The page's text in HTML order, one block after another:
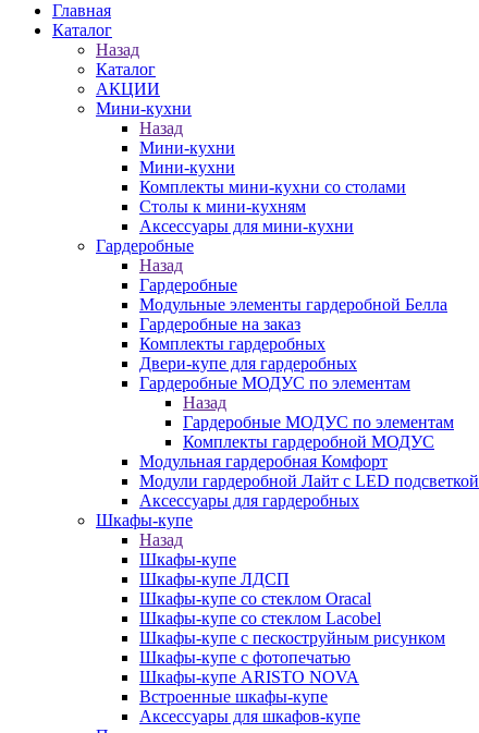
Главная
Каталог
Назад
Каталог
АКЦИИ
Мини-кухни
Назад
Мини-кухни
Мини-кухни
Комплекты мини-кухни со столами
Столы к мини-кухням
Аксессуары для мини-кухни
Гардеробные
Назад
Гардеробные
Модульные элементы гардеробной Белла
Гардеробные на заказ
Комплекты гардеробных
Двери-купе для гардеробных
Гардеробные МОДУС по элементам
Назад
Гардеробные МОДУС по элементам
Комплекты гардеробной МОДУС
Модульная гардеробная Комфорт
Модули гардеробной Лайт с LED подсветкой
Аксессуары для гардеробных
Шкафы-купе
Назад
Шкафы-купе
Шкафы-купе ЛДСП
Шкафы-купе со стеклом Oracal
Шкафы-купе со стеклом Lacobel
Шкафы-купе с пескоструйным рисунком
Шкафы-купе с фотопечатью
Шкафы-купе ARISTO NOVA
Встроенные шкафы-купе
Аксессуары для шкафов-купе